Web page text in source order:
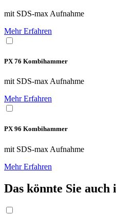
mit SDS-max Aufnahme
Mehr Erfahren
PX 76 Kombihammer
mit SDS-max Aufnahme
Mehr Erfahren
PX 96 Kombihammer
mit SDS-max Aufnahme
Mehr Erfahren
Das könnte Sie auch